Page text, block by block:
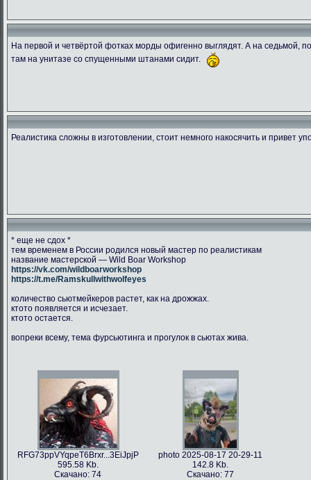
266.47 Kb.
Скачано: 76
204.42 Kb.
Скачано: 78
134.03
На первой и четвёртой фотках морды офигенно выглядят. А на седьмой,
там на унитазе со спущенными штанами сидит.
Реалистика сложны в изготовлении, стоит немного накосячить и привет
* еще не сдох *
тем временем в России родился новый мастер по реалистикам
название мастерской — Wild Boar Workshop
https://vk.com/wildboarworkshop
https://t.me/Ramskullwithwolfeyes
количество сьютмейкеров растет, как на дрожжах.
ктото появляется и исчезает.
ктото остается.
вопреки всему, тема фурсьютинга и прогулок в сьютах жива.
RFG73ppVYqpeT6Brxr...3EiJpjP
595.58 Kb.
Скачано: 74
photo 2025-08-17 20-29-11
142.8 Kb.
Скачано: 77